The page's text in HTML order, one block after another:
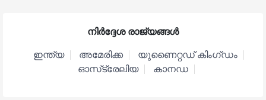
നിർദ്ദേശ രാജ്യങ്ങൾ
ഇന്ത്യ അമേരിക്ക
യുണൈറ്റഡ് കിംഗ്ഡം
ഓസ്‌ട്രേലിയ
കാനഡ